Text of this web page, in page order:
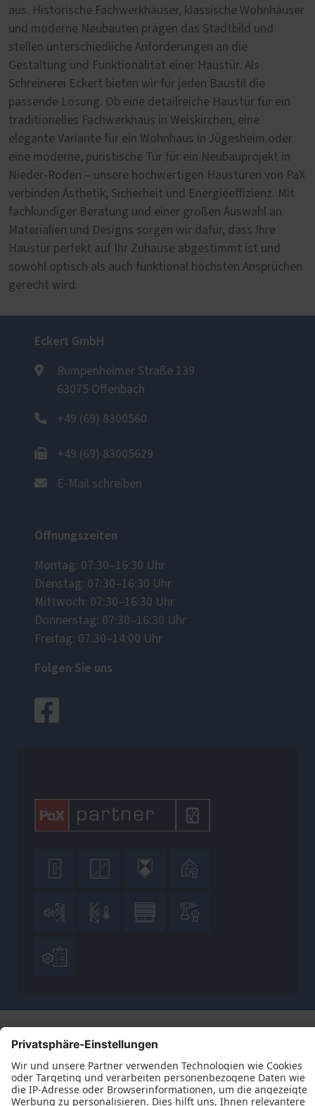
aus. Historische Fachwerkhäuser, klassische Wohnhäuser
und moderne Neubauten prägen das Stadtbild und
stellen unterschiedliche Anforderungen an die
Gestaltung und Funktionalität einer Haustür. Als
Schreinerei Eckert bieten wir für jeden Baustil die
passende Lösung. Ob eine detailreiche Haustür für ein
traditionelles Fachwerkhaus in Weiskirchen, eine
elegante Variante für ein Wohnhaus in Jügesheim oder
eine moderne, puristische Tür für ein Neubauprojekt in
Nieder-Roden – unsere hochwertigen Haustüren von PaX
verbinden Ästhetik, Sicherheit und Energieeffizienz. Mit
fachkundiger Beratung und einer großen Auswahl an
Materialien und Designs sorgen wir dafür, dass Ihre
Haustür perfekt auf Ihr Zuhause abgestimmt ist und
sowohl optisch als auch funktional höchsten Ansprüchen
gerecht wird.
Eckert GmbH
Rumpenheimer Straße 139
63075 Offenbach
+49 (69) 8300560
+49 (69) 83005629
E-Mail schreiben
Öffnungszeiten
Montag: 07:30–16:30 Uhr
Dienstag: 07:30–16:30 Uhr
Mittwoch: 07:30–16:30 Uhr
Donnerstag: 07:30–16:30 Uhr
Freitag: 07:30–14:00 Uhr
Folgen Sie uns
  
   

Datenschutz Impressum
Wir sind ift-zertifiziert
© 2026